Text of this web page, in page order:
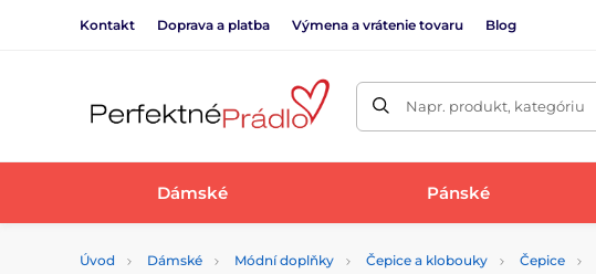
Kontakt Doprava a platba Výmena a vrátenie tovaru Blog
Napr. produkt, kategóriu
Dámské Pánské
Úvod Dámské Módní doplňky Čepice a klobouky Čepice